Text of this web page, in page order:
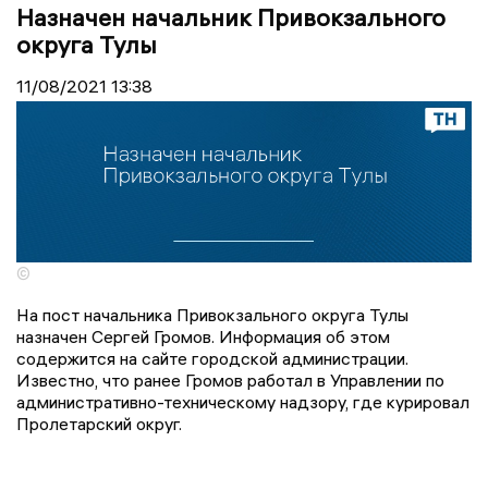
Назначен начальник Привокзального
округа Тулы
11/08/2021 13:38
©
На пост начальника Привокзального округа Тулы
назначен Сергей Громов. Информация об этом
содержится на сайте городской администрации.
Известно, что ранее Громов работал в Управлении по
административно-техническому надзору, где курировал
Пролетарский округ.